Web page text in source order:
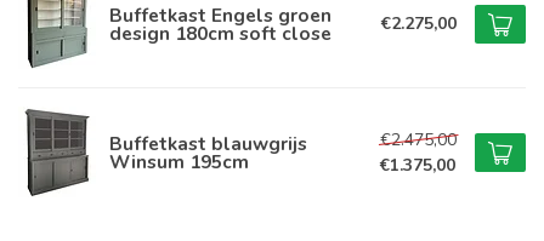
Buffetkast Engels groen
design 180cm soft close €2.275,00
Buffetkast blauwgrijs
Winsum 195cm
€2.475,00
€1.375,00